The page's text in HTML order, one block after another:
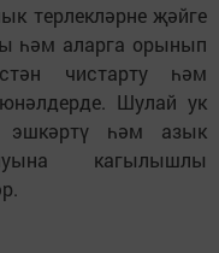
терлекләрне җәйге
һәм аларга орынып
чистарту һәм
Шулай ук
эшкәртү һәм азык
кагылышлы